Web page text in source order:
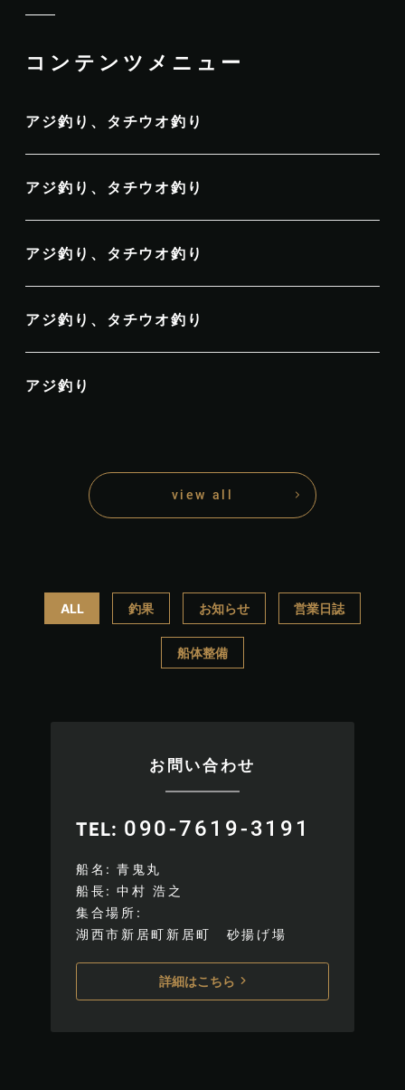
コンテンツメニュー
アジ釣り、タチウオ釣り
アジ釣り、タチウオ釣り
アジ釣り、タチウオ釣り
アジ釣り、タチウオ釣り
アジ釣り
view all
ALL 釣果 お知らせ 営業日誌
船体整備
お問い合わせ
TEL 090-7619-3191
船名
青鬼丸
船長
中村 浩之
集合場所
湖西市新居町新居町 砂揚げ場
詳細はこちら